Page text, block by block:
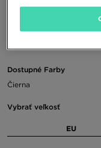
MCKENZIE COREY
Dostupné Farby
Čierna
Vybrať veľkosť
EU